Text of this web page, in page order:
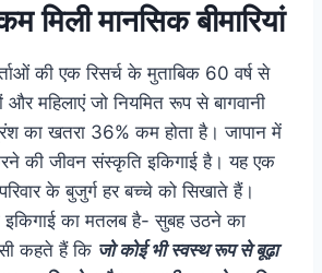
मिली मानसिक बीमारियां
की एक रिसर्च के मुताबिक 60 वर्ष से
महिलाएं जो नियमित रूप से बागवानी
का खतरा 36% कम होता है। जापान में
की जीवन संस्कृति इकिगाई है। यह एक
के बुजुर्ग हर बच्चे को सिखाते हैं।
इकिगाई का मतलब है- सुबह उठने का
कहते हैं कि जो कोई भी स्वस्थ रूप से बूढ़ा